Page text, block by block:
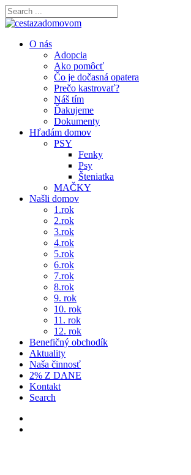
O nás
Adopcia
Ako pomôcť
Čo je dočasná opatera
Prečo kastrovať?
Náš tím
Ďakujeme
Dokumenty
Hľadám domov
PSY
Fenky
Psy
Šteniatka
MAČKY
Našli domov
1.rok
2.rok
3.rok
4.rok
5.rok
6.rok
7.rok
8.rok
9. rok
10. rok
11. rok
12. rok
Benefičný obchodík
Aktuality
Naša činnosť
2% Z DANE
Kontakt
Search